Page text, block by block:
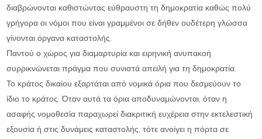
διαβρώνονται καθιστώντας εύθραυστη τη δημοκρατία καθώς πολύ
γρήγορα οι νόμοι που είναι γραμμένοι σε δήθεν ουδέτερη γλώσσα
γίνονται όργανα καταστολής.
Παντού ο χώρος για διαμαρτυρία και ειρηνική ανυπακοή
συρρικνώνεται πράγμα που συνιστά απειλή για τη δημοκρατία.
Το κράτος δικαίου εξαρτάται από νομικά όρια που δεσμεύουν το
ίδιο το κράτος. Όταν αυτά τα όρια αποδυναμώνονται, όταν η
ασαφής νομοθεσία παραχωρεί διακριτική ευχέρεια στην εκτελεστική
εξουσία ή στις δυνάμεις καταστολής, τότε ανοίγει η πόρτα σε